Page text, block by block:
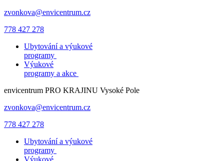
zvonkova@envicentrum.cz
778 427 278
Ubytování a výukové
programy
Výukové
programy a akce
envicentrum PRO KRAJINU Vysoké Pole
zvonkova@envicentrum.cz
778 427 278
Ubytování a výukové
programy
Výukové